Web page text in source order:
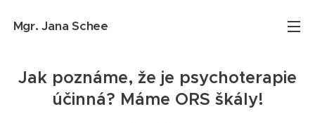
Mgr. JanaSchee
Jak poznáme, že je psychoterapie
účinná? Máme ORS škály!